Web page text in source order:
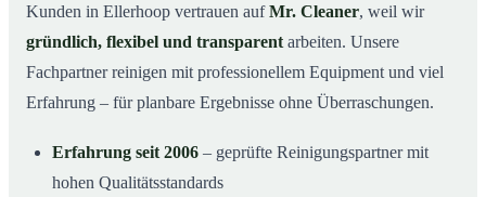
Kunden in Ellerhoop vertrauen aufMr. Cleaner, weil wir
gründlich, flexibel und transparent arbeiten. Unsere
Fachpartner reinigen mit professionellem Equipment und viel
Erfahrung – für planbare Ergebnisse ohne Überraschungen.
Erfahrung seit 2006 – geprüfte Reinigungspartner mit
hohen Qualitätsstandards